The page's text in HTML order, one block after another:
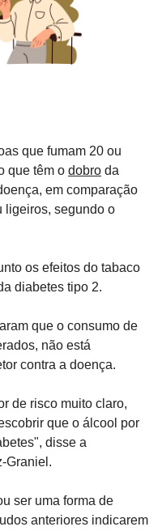
que fumam 20 ou
que têm o dobro da
em comparação
ligeiros, segundo o
os efeitos do tabaco
diabetes tipo 2.
que o consumo de
não está
contra a doença.
de risco muito claro,
que o álcool por
disse a
Graniel.
anteriores indicarem